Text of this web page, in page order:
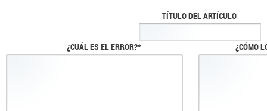
TÍTULO DEL ARTÍCULO
¿CUÁL ES EL ERROR?* ¿CÓMO